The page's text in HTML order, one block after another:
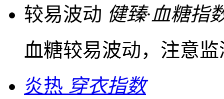
较易波动 健臻·血糖指
血糖较易波动，注意
炎热 穿衣指数